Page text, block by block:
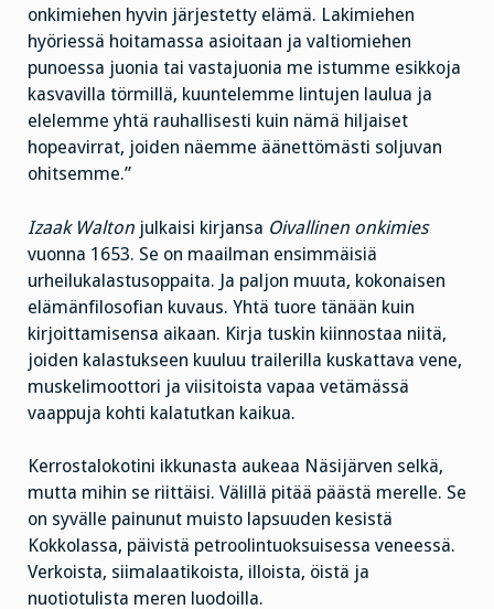
onkimiehen hyvin järjestetty elämä. Lakimiehen
hyöriessä hoitamassa asioitaan ja valtiomiehen
punoessa juonia tai vastajuonia me istumme esikkoja
kasvavilla törmillä, kuuntelemme lintujen laulua ja
elelemme yhtä rauhallisesti kuin nämä hiljaiset
hopeavirrat, joiden näemme äänettömästi soljuvan
ohitsemme.”
Izaak Walton julkaisi kirjansa Oivallinen onkimies
vuonna 1653. Se on maailman ensimmäisiä
urheilukalastusoppaita. Ja paljon muuta, kokonaisen
elämänfilosofian kuvaus. Yhtä tuore tänään kuin
kirjoittamisensa aikaan. Kirja tuskin kiinnostaa niitä,
joiden kalastukseen kuuluu trailerilla kuskattava vene,
muskelimoottori ja viisitoista vapaa vetämässä
vaappuja kohti kalatutkan kaikua.
Kerrostalokotini ikkunasta aukeaa Näsijärven selkä,
mutta mihin se riittäisi. Välillä pitää päästä merelle. Se
on syvälle painunut muisto lapsuuden kesistä
Kokkolassa, päivistä petroolintuoksuisessa veneessä.
Verkoista, siimalaatikoista, illoista, öistä ja
nuotiotulista meren luodoilla.